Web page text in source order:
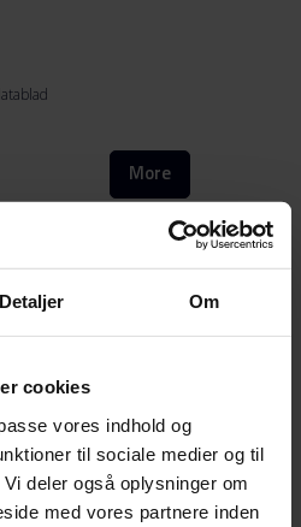
Detaljer Om
cookies
vores indhold og
til sociale medier og til
deler også oplysninger om
med vores partnere inden
More